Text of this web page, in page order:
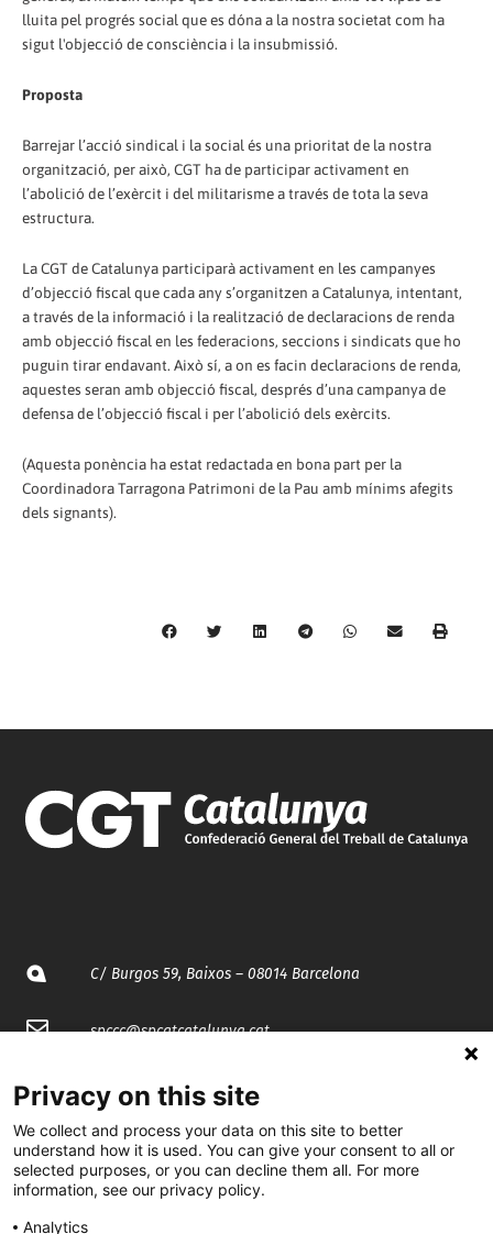
lluita pel progrés social que es dóna a la nostra societat com ha
sigut l'objecció de consciència i la insubmissió.
Proposta
Barrejar l’acció sindical i la social és una prioritat de la nostra
organització, per això, CGT ha de participar activament en
l’abolició de l’exèrcit i del militarisme a través de tota la seva
estructura.
La CGT de Catalunya participarà activament en les campanyes
d’objecció fiscal que cada any s’organitzen a Catalunya, intentant,
a través de la informació i la realització de declaracions de renda
amb objecció fiscal en les federacions, seccions i sindicats que ho
puguin tirar endavant. Això sí, a on es facin declaracions de renda,
aquestes seran amb objecció fiscal, després d’una campanya de
defensa de l’objecció fiscal i per l’abolició dels exèrcits.
(Aquesta ponència ha estat redactada en bona part per la
Coordinadora Tarragona Patrimoni de la Pau amb mínims afegits
dels signants).
C/ Burgos 59, Baixos – 08014 Barcelona
spccc@spcgtcatalunya.cat
@CGTCatalunya
cgtcatalunya
Privacy on this site
We collect and process your data on this site to better
understand how it is used. You can give your consent to all or
selected purposes, or you can decline them all. For more
information, see our privacy policy.
Analytics